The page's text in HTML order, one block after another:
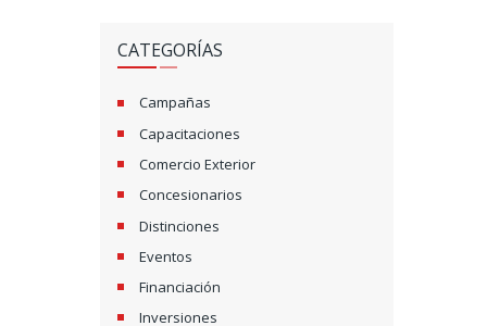
CATEGORÍAS
Campañas
Capacitaciones
Comercio Exterior
Concesionarios
Distinciones
Eventos
Financiación
Inversiones